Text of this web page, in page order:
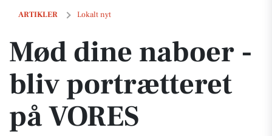
ARTIKLER Lokalt nyt
Mød dine naboer - bliv portrætteret på VORES
Mød dine naboer -
bliv portrætteret
på VORES